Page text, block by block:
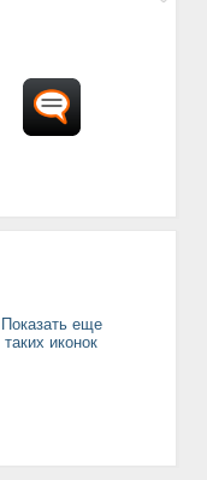
Показать еще
таких иконок